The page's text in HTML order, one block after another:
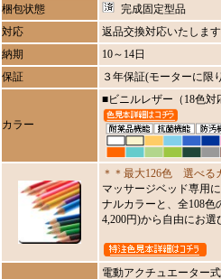
梱包状態
完成固定型品
対応
返品交換対応いたします
納期
10～14日
保証
３年保証(モーターに限
カラー
■ビニルレザー（18色対
＊＊最大126色 選べる
マッサージベッド専用
ナルカラーと、全108色
4,200円)から自由にお選
電動アクチュエーター